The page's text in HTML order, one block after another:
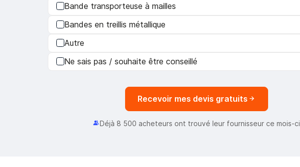
Bande transporteuse à mailles
Bandes en treillis métallique
Autre
Ne sais pas / souhaite être conseillé
Recevoir mes devis gratuits
Déjà 8 500 acheteurs ont trouvé leur fournisseur ce mois-ci